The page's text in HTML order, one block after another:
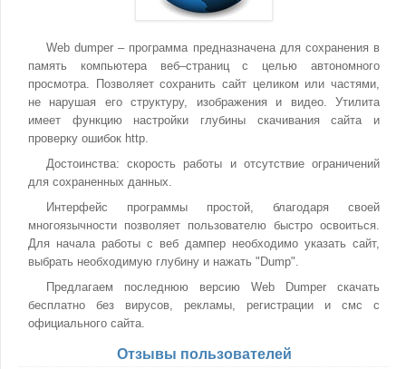
Web dumper – программа предназначена для сохранения в
память компьютера веб–страниц с целью автономного
просмотра. Позволяет сохранить сайт целиком или частями,
не нарушая его структуру, изображения и видео. Утилита
имеет функцию настройки глубины скачивания сайта и
проверку ошибок http.
Достоинства: скорость работы и отсутствие ограничений
для сохраненных данных.
Интерфейс программы простой, благодаря своей
многоязычности позволяет пользователю быстро освоиться.
Для начала работы с веб дампер необходимо указать сайт,
выбрать необходимую глубину и нажать "Dump".
Предлагаем последнюю версию Web Dumper скачать
бесплатно без вирусов, рекламы, регистрации и смс с
официального сайта.
Отзывы пользователей